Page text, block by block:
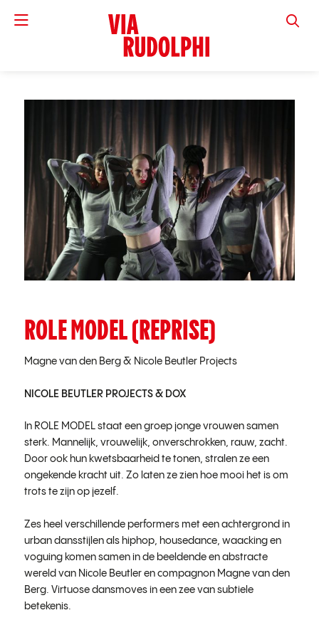
VIA
ROLE MODEL (REPRISE)
Magne van den Berg& Nicole Beutler Projects
NICOLE BEUTLER PROJECTS& DOX
In ROLE MODEL staat een groep jonge vrouwen samen
sterk. Mannelijk, vrouwelijk, onverschrokken, rauw, zacht.
Door ook hun kwetsbaarheid te tonen, stralen ze een
ongekende kracht uit. Zo laten ze zien hoe mooi het is om
trots te zijn op jezelf.
Zes heel verschillende performers met een achtergrond in
urban dansstijlen als hiphop, housedance, waacking en
voguing komen samen in de beeldende en abstracte
wereld van Nicole Beutler en compagnon Magne van den
Berg. Virtuose dansmoves in een zee van subtiele
betekenis.